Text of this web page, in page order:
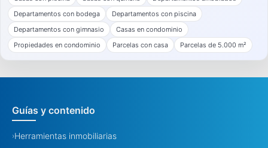
Departamentos con bodega
Departamentos con piscina
Departamentos con gimnasio
Casas en condominio
Propiedades en condominio
Parcelas con casa Parcelas de 5.000 m²
Guías y contenido
›Herramientas inmobiliarias